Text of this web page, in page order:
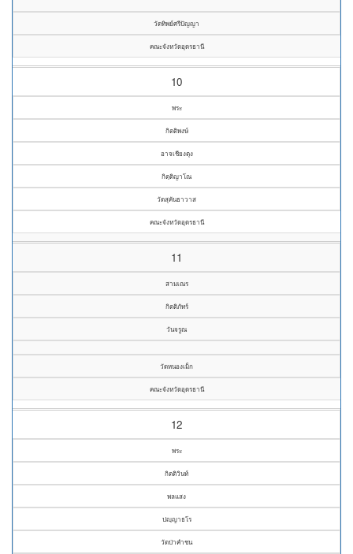
วัดทิพย์ศรีปัญญา
คณะจังหวัดอุดรธานี
10
พระ
กิตติพงษ์
อาจเชียงตุง
กิตฺติญาโณ
วัดสุคันธาวาส
คณะจังหวัดอุดรธานี
11
สามเณร
กิตติภัทร์
วันจรูณ
วัดหนองเม็ก
คณะจังหวัดอุดรธานี
12
พระ
กิตติวินท์
พลแสง
ปญฺญาธโร
วัดป่าคำชน